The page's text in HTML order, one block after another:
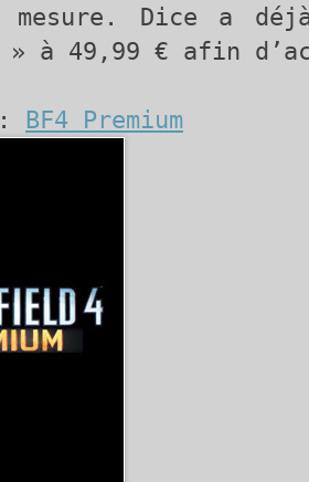
Dice a
» à 49,99 € afin
BF4 Premium